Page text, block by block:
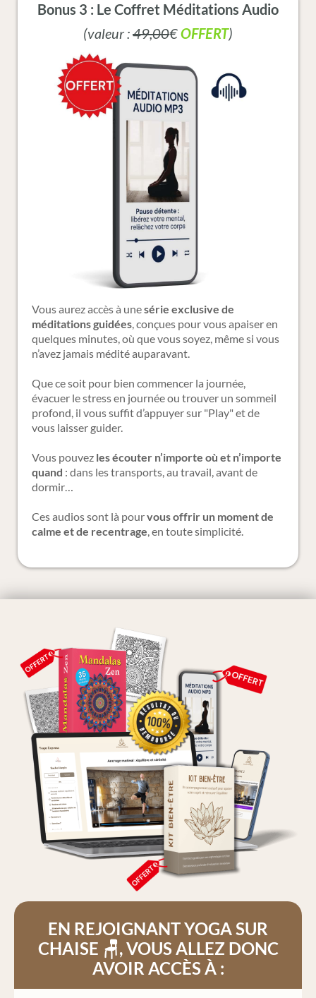
Bonus 3 : Le Coffret Méditations Audio
(valeur :49,00€OFFERT)
Vous aurez accès à unesérie exclusive de
méditations guidées, conçues pour vous apaiser en
quelques minutes, où que vous soyez, même si vous
n’avez jamais médité auparavant.
Que ce soit pour bien commencer la journée,
évacuer le stress en journée ou trouver un sommeil
profond, il vous suffit d’appuyer sur "Play" et de
vous laisser guider.
Vous pouvez les écouter n’importe où et n’importe
quand : dans les transports, au travail, avant de
dormir…
Ces audios sont là pourvous offrir un moment de
calme et de recentrage, en toute simplicité.
EN REJOIGNANTYOGA SUR
CHAISE 🪑, VOUS ALLEZ DONC
AVOIR ACCÈS À :